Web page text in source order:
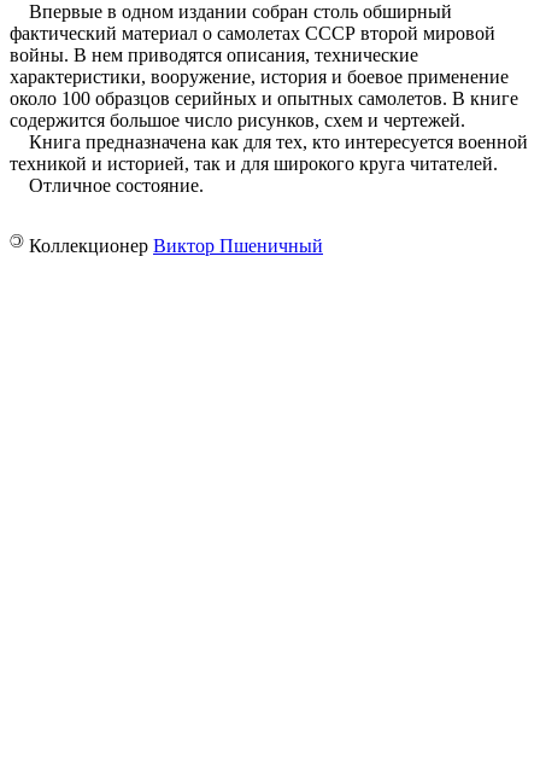
Впервые в одном издании собран столь обширный
фактический материал о самолетах СССР второй мировой
войны. В нем приводятся описания, технические
характеристики, вооружение, история и боевое применение
около 100 образцов серийных и опытных самолетов. В книге
содержится большое число рисунков, схем и чертежей.
Книга предназначена как для тех, кто интересуется военной
техникой и историей, так и для широкого круга читателей.
Отличное состояние.
© Коллекционер Виктор Пшеничный